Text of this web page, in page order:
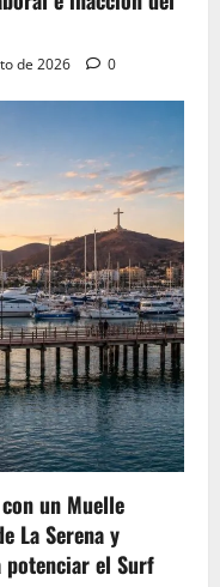
de 2026 0
un Muelle
La Serena y
el Surf